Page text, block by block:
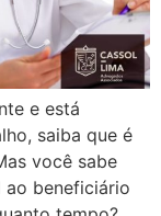
e está
saiba que é
você sabe
ao beneficiário